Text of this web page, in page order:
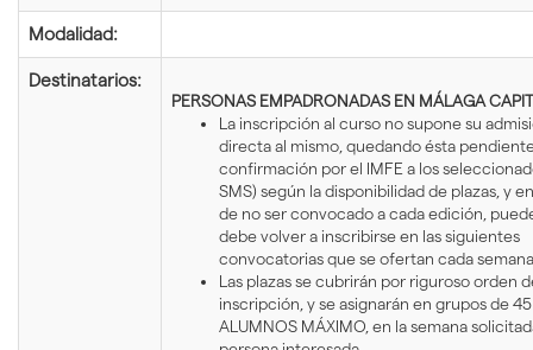
Modalidad:
Destinatarios:
PERSONAS EMPADRONADAS EN MÁLAGA
La inscripción al curso no supone su
directa al mismo, quedando ésta
confirmación por el IMFE a los
SMS) según la disponibilidad de plazas, y
de no ser convocado a cada edición,
debe volver a inscribirse en las siguientes
convocatorias que se ofertan cada
Las plazas se cubrirán por riguroso orden
inscripción, y se asignarán en grupos de 45
ALUMNOS MÁXIMO, en la semana